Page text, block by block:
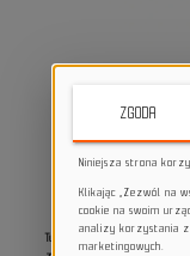
Tubolito S-Turbo MTB
ZGODA
Niniejsza strona
Klikając „Zezwól na
cookie na swoim
analizy korzystania z
marketingowych.